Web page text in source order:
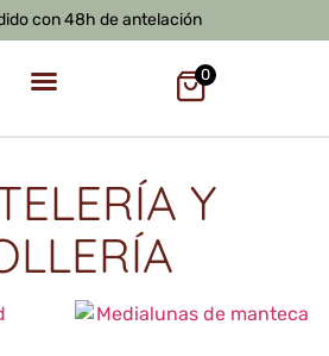
con 48h de antelación
0
Y